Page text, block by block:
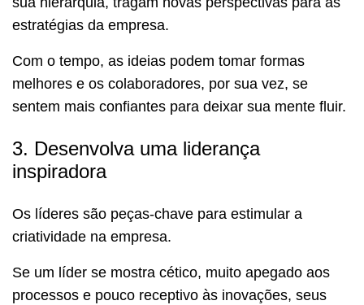
estratégias da empresa.
Com o tempo, as ideias podem tomar formas
melhores e os colaboradores, por sua vez, se
sentem mais confiantes para deixar sua mente fluir.
3. Desenvolva uma liderança
inspiradora
Os líderes são peças-chave para estimular a
criatividade na empresa.
Se um líder se mostra cético, muito apegado aos
processos e pouco receptivo às inovações, seus